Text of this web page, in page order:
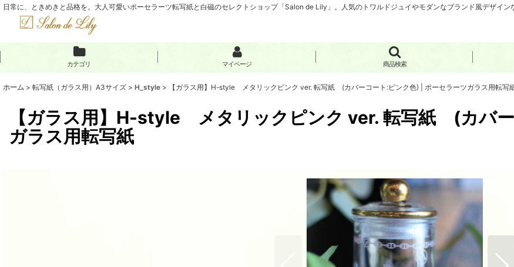
日常に、ときめきと品格を。大人可愛いポーセラーツ転写紙と白磁のセレクトショップ「Salon de Lily」。人気のトワルドジュイやモダンなブランド風デザイ
カテゴリ マイページ 商品検索
ホーム > 転写紙（ガラス用）A3サイズ > H_style > 【ガラス用】H-style メタリックピンク ver. 転写紙 (カバーコート:ピンク色) | ポーセラーツガラス用転写
【ガラス用】H-style メタリックピンク ver. 転写紙 (カバ
ガラス用転写紙